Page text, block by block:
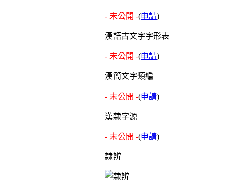
- 未公開 -(申請)
漢語古文字字形表
- 未公開 -(申請)
漢簡文字類編
- 未公開 -(申請)
漢隸字源
- 未公開 -(申請)
隸辨